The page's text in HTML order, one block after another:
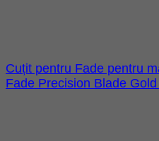
Cuțit pentru Fade pentru
Fade Precision Blade